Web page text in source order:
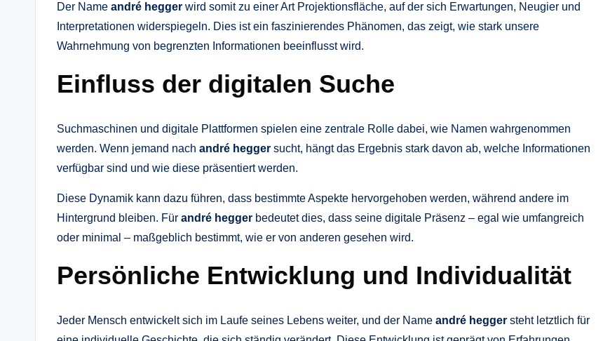
Der Name andré hegger wird somit zu einer Art Projektionsfläche, auf der sich Erwartungen, Neugier und
Interpretationen widerspiegeln. Dies ist ein faszinierendes Phänomen, das zeigt, wie stark unsere
Wahrnehmung von begrenzten Informationen beeinflusst wird.
Einfluss der digitalen Suche
Suchmaschinen und digitale Plattformen spielen eine zentrale Rolle dabei, wie Namen wahrgenommen
werden. Wenn jemand nach andré hegger sucht, hängt das Ergebnis stark davon ab, welche Informationen
verfügbar sind und wie diese präsentiert werden.
Diese Dynamik kann dazu führen, dass bestimmte Aspekte hervorgehoben werden, während andere im
Hintergrund bleiben. Für andré hegger bedeutet dies, dass seine digitale Präsenz – egal wie umfangreich
oder minimal – maßgeblich bestimmt, wie er von anderen gesehen wird.
Persönliche Entwicklung und Individualität
Jeder Mensch entwickelt sich im Laufe seines Lebens weiter, und der Name andré hegger steht letztlich für